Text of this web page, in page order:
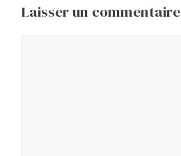
Laisser un commentaire